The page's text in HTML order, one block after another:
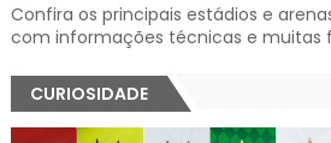
Confira os principais estádios e
com informações técnicas e muitas
CURIOSIDADE